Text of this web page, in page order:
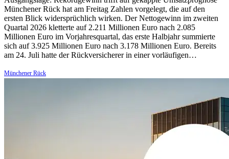
Münchener Rück hat am Freitag Zahlen vorgelegt, die auf den
ersten Blick widersprüchlich wirken. Der Nettogewinn im zweiten
Quartal 2026 kletterte auf 2.211 Millionen Euro nach 2.085
Millionen Euro im Vorjahresquartal, das erste Halbjahr summierte
sich auf 3.925 Millionen Euro nach 3.178 Millionen Euro. Bereits
am 24. Juli hatte der Rückversicherer in einer vorläufigen…
Münchener Rück